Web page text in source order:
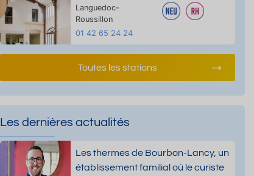
Languedoc-
Roussillon
01 42 65 24 24
Toutes les stations
Les dernières actualités
Les thermes de Bourbon-Lancy, un
établissement familial où le curiste